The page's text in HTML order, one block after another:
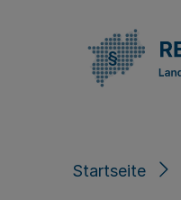
Startseite